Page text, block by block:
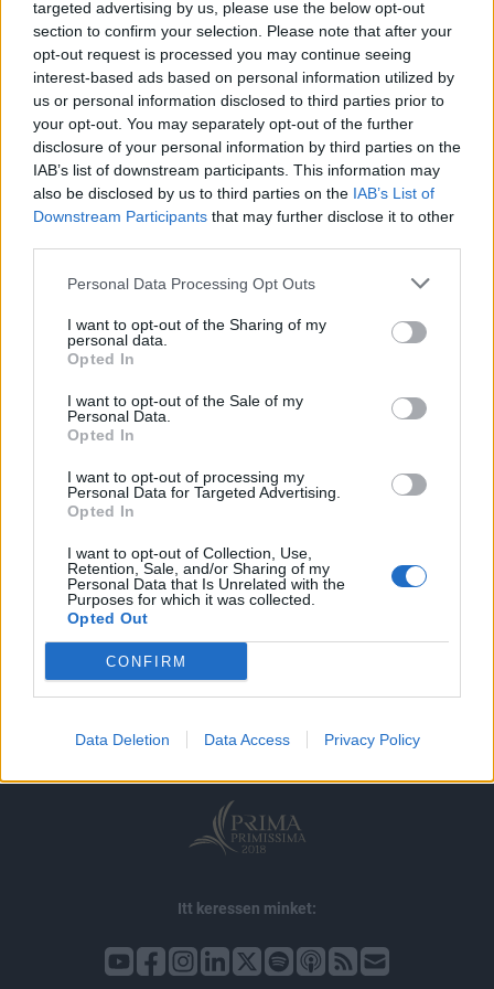
targeted advertising by us, please use the below opt-out
section to confirm your selection. Please note that after your
opt-out request is processed you may continue seeing
interest-based ads based on personal information utilized by
us or personal information disclosed to third parties prior to
your opt-out. You may separately opt-out of the further
disclosure of your personal information by third parties on the
IAB’s list of downstream participants. This information may
also be disclosed by us to third parties on the IAB’s List of
Downstream Participants that may further disclose it to other
Personal Data Processing Opt Outs
I want to opt-out of the Sharing of my
personal data.
Opted In
I want to opt-out of the Sale of my
Personal Data.
Opted In
I want to opt-out of processing my
Personal Data for Targeted Advertising.
Opted In
I want to opt-out of Collection, Use,
Retention, Sale, and/or Sharing of my
Personal Data that Is Unrelated with the
Purposes for which it was collected.
Opted Out
CONFIRM
Data Deletion Data Access Privacy Policy
Minisztérium az MNB szakembereinek 4.5-5%-os inflációs
előrejelzését vette figyelembe...
KEDVES OLVASÓNK!
A keresett cikk a portfolio.hu hírarchívumához
tartozik, melynek olvasása előfizetéses
regisztrációhoz kötött.
Az előfizetés a következőket tartalmazza:
Portfolio.hu teljes cikkarchívum
kötéslistái
MÁR ELŐFIZETŐNK VAGY? BEJELENTKEZÉS
© 2026 Portfolio
impresszum
jogi nyilatkozat
kommentkezelés
ÁSZF
Itt keressen minket: